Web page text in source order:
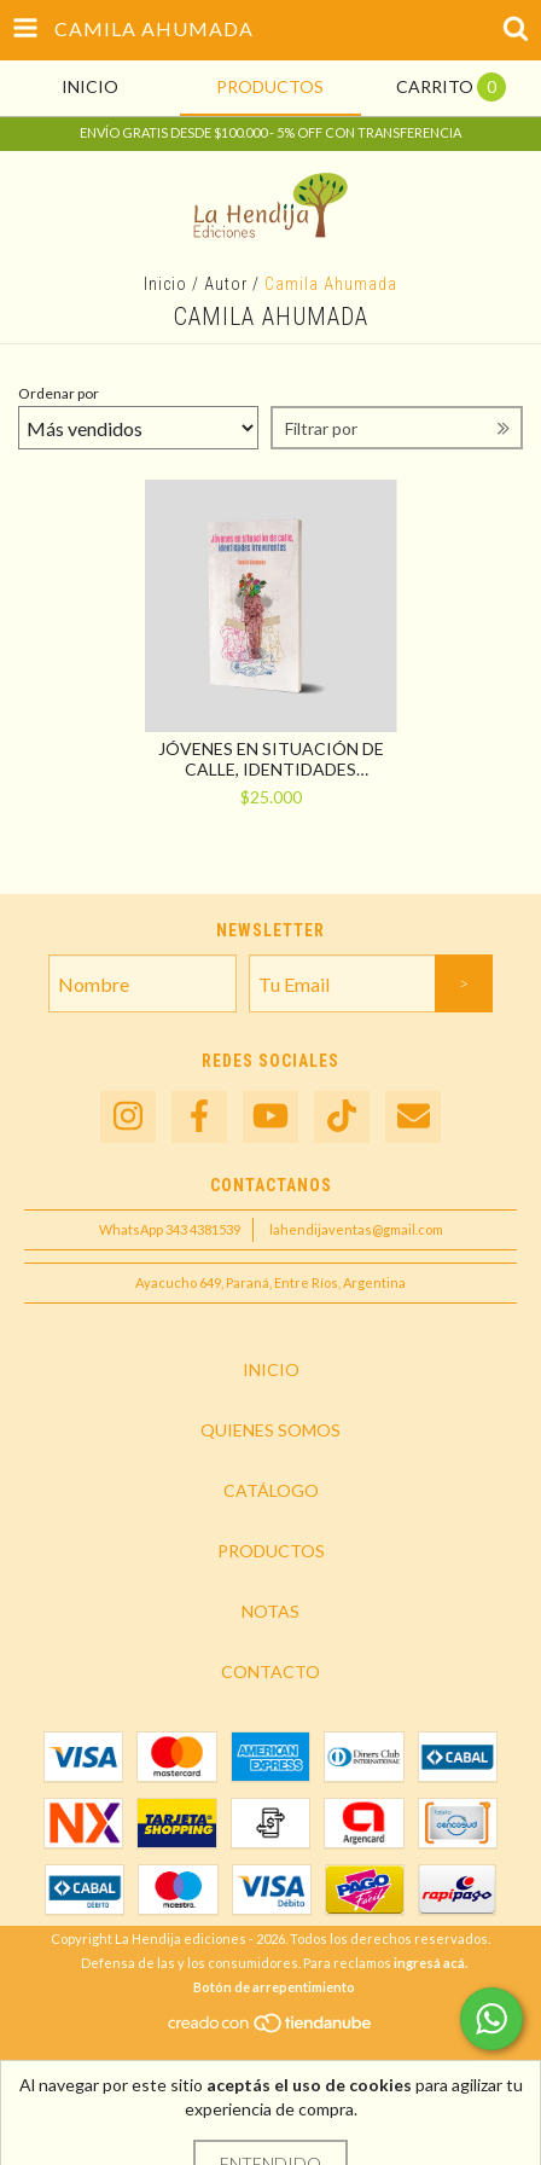
CAMILA AHUMADA
INICIO PRODUCTOS CARRITO 0
ENVÍO GRATIS DESDE $100.000 - 5% OFF CON TRANSFERENCIA
Al navegar por este sitio aceptás el uso de cookies para agilizar tu
experiencia de compra.
Inicio / Autor / Camila Ahumada
CAMILA AHUMADA
Ordenar por
Filtrar por
JÓVENES EN SITUACIÓN DE
CALLE, IDENTIDADES
IRREVERENTES
$25.000
NEWSLETTER
REDES SOCIALES
CONTACTANOS
WhatsApp 343 4381539 lahendijaventas@gmail.com
Ayacucho 649, Paraná, Entre Ríos, Argentina
INICIO
QUIENES SOMOS
CATÁLOGO
PRODUCTOS
NOTAS
CONTACTO
Copyright La Hendija ediciones - 2026. Todos los derechos reservados.
Defensa de las y los consumidores. Para reclamos ingresá acá.
Botón de arrepentimiento